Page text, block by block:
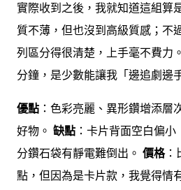
實際收到之後，我就知道這組算
質不薄，但也沒到高級質感；不
列區分得很清楚，上手毫不費力
分鐘，是少數能讓我「邊追劇邊
優點 ：色彩亮麗、異形鑽增添層
好物。 缺點 ：卡片背面空白偏
分鑽石袋有靜電難倒出。 價格：
點，但因為是卡片款，我覺得情